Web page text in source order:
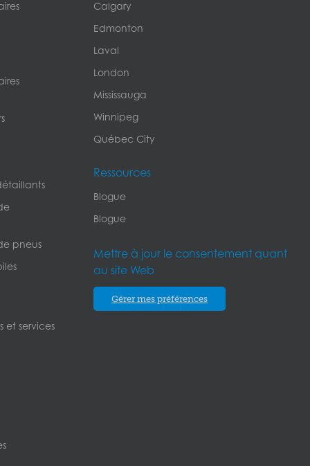
pneus
et services
Calgary
Edmonton
Laval
London
Mississauga
Winnipeg
Québec City
Ressources
Blogue
Blogue
Mettre à jour le consentement quant
au site Web
Gérer mes préférences